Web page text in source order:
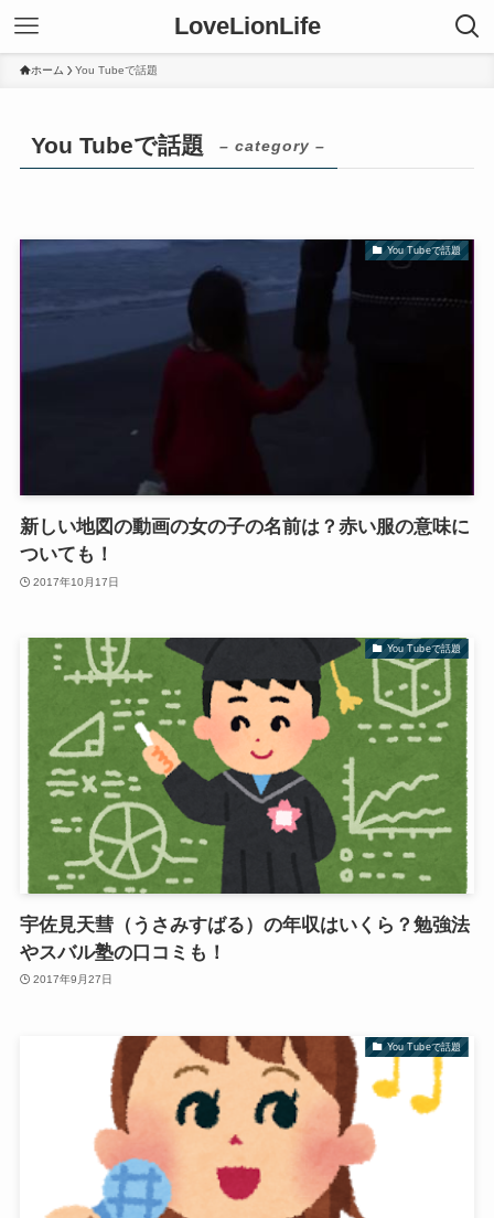
LoveLionLife
ホーム You Tubeで話題
You Tubeで話題 – category –
You Tubeで話題
新しい地図の動画の女の子の名前は？赤い服の意味に
ついても！
2017年10月17日
You Tubeで話題
宇佐見天彗（うさみすばる）の年収はいくら？勉強法
やスバル塾の口コミも！
2017年9月27日
You Tubeで話題